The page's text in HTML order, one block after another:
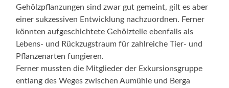
Gehölzpflanzungen sind zwar gut gemeint, gilt es aber
einer sukzessiven Entwicklung nachzuordnen. Ferner
könnten aufgeschichtete Gehölzteile ebenfalls als
Lebens- und Rückzugstraum für zahlreiche Tier- und
Pflanzenarten fungieren.
Ferner mussten die Mitglieder der Exkursionsgruppe
entlang des Weges zwischen Aumühle und Berga